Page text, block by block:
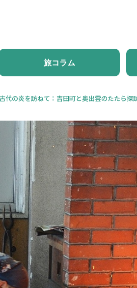
旅コラム
代の炎を訪ねて：吉田町と奥出雲のたたら探